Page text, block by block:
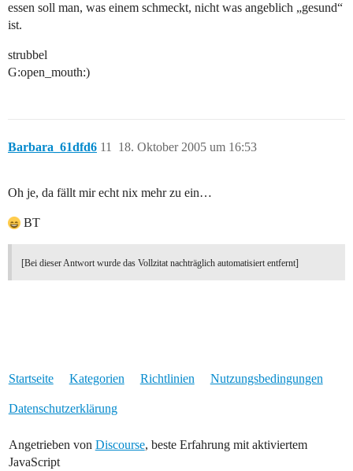
essen soll man, was einem schmeckt, nicht was angeblich „gesund“
ist.
strubbel
G:open_mouth:)
Barbara_61dfd6 18. Oktober 2005 um 16:53
11
Oh je, da fällt mir echt nix mehr zu ein…
BT
[Bei dieser Antwort wurde das Vollzitat nachträglich automatisiert entfernt]
Startseite Kategorien Richtlinien Nutzungsbedingungen
Datenschutzerklärung
Angetrieben von Discourse, beste Erfahrung mit aktiviertem
JavaScript